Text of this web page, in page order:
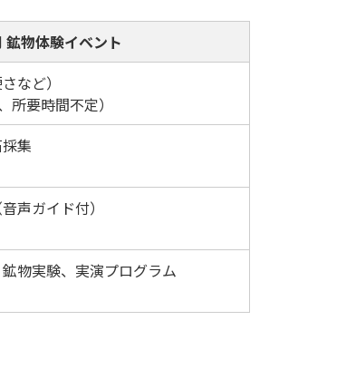
鉱物体験イベント
など）
所要時間不定）
集
声ガイド付）
物実験、実演プログラム